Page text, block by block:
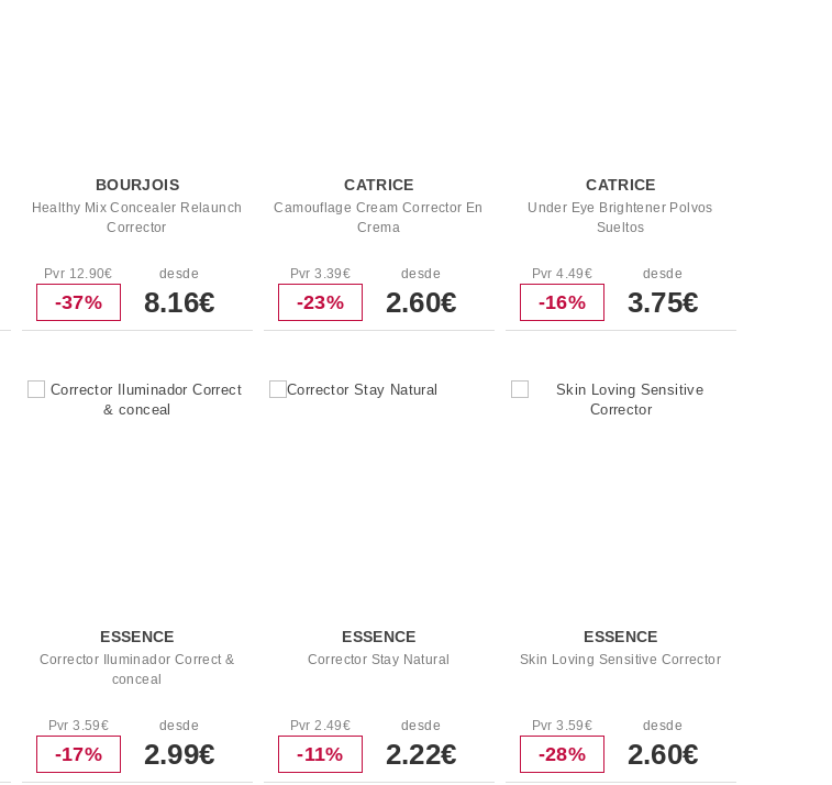
BOURJOIS
Healthy Mix Concealer Relaunch
Corrector
Pvr 12.90€
-37%
desde
8.16€
CATRICE
Camouflage Cream Corrector En
Crema
Pvr 3.39€
-23%
desde
2.60€
CATRICE
Under Eye Brightener Polvos
Sueltos
Pvr 4.49€
-16%
desde
3.75€
ESSENCE
Corrector Iluminador Correct &
conceal
Pvr 3.59€
-17%
desde
2.99€
ESSENCE
Corrector Stay Natural
Pvr 2.49€
-11%
desde
2.22€
ESSENCE
Skin Loving Sensitive Corrector
Pvr 3.59€
-28%
desde
2.60€